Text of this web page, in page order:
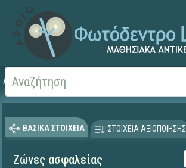
Αρχική
ΒΑΣΙΚΑ ΣΤΟΙΧΕΙΑ ΣΤΟΙΧΕΙΑ ΑΞΙΟΠΟΙΗΣΗΣ
Ζώνες ασφαλείας